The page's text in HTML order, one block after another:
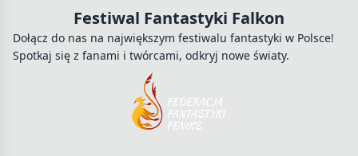
Festiwal Fantastyki Falkon
Dołącz do nas na największym festiwalu fantastyki w Polsce!
Spotkaj się z fanami i twórcami, odkryj nowe światy.